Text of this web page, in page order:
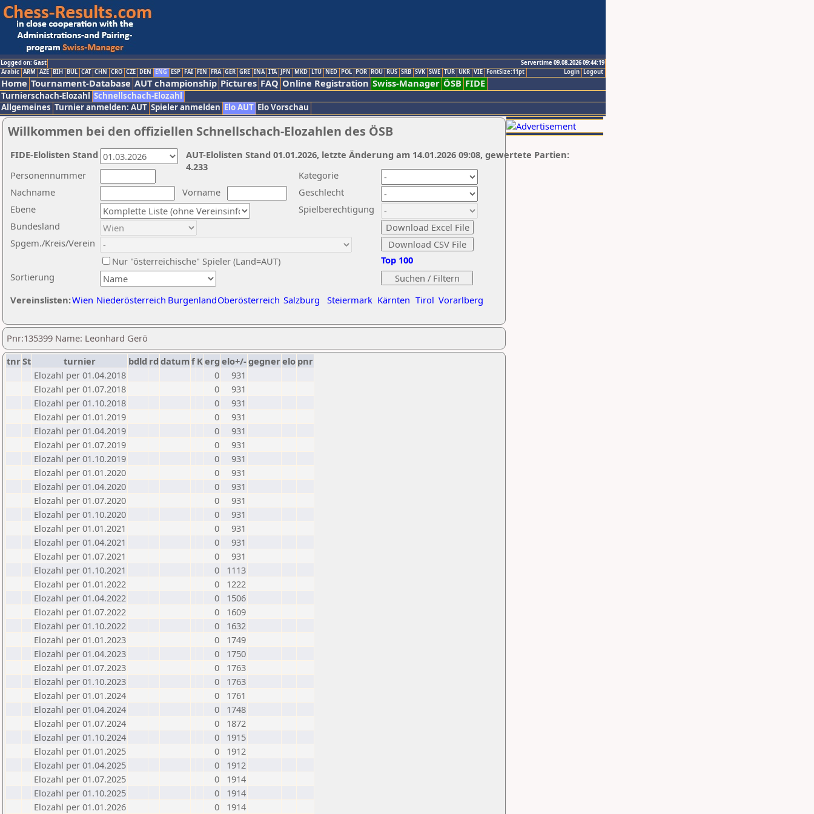
Logged on: Gast
Servertime 09.08.2026 09:44:19
Logout
Login
Arabic ARM AZE BIH BUL CAT CHN CRO CZE DEN ENG ESP FAI FIN FRA GER GRE INA ITA JPN MKD LTU NED POL POR ROU RUS SRB SVK SWE TUR UKR VIE FontSize:11pt
Home Tournament-Database AUT championship Pictures FAQ Online Registration Swiss-Manager ÖSB FIDE
Turnierschach-Elozahl Schnellschach-Elozahl
Allgemeines Turnier anmelden: AUT Spieler anmelden Elo AUT Elo Vorschau
Willkommen bei den offiziellen Schnellschach-Elozahlen des ÖSB
Nachname
Vorname
Ebene
Kategorie
Sortierung
Personennummer
Bundesland
Spgem./Kreis/Verein
Geschlecht
Nur "österreichische" Spieler (Land=AUT)
Spielberechtigung
Vereinslisten:Wien Niederösterreich BurgenlandOberösterreich Salzburg Steiermark Kärnten Tirol Vorarlberg
Top 100
AUT-Elolisten Stand 01.01.2026, letzte Änderung am 14.01.2026 09:08, gewertete Partien:
4.233
FIDE-Elolisten Stand
Pnr:135399 Name: Leonhard Gerö
tnrSt turnier bdld rd datumf Kerg elo+/-gegnerelo pnr
Elozahl per 01.04.2018
0
931
Elozahl per 01.07.2018
0
931
Elozahl per 01.10.2018
0
931
Elozahl per 01.01.2019
0
931
Elozahl per 01.04.2019
0
931
Elozahl per 01.07.2019
0
931
Elozahl per 01.10.2019
0
931
Elozahl per 01.01.2020
0
931
Elozahl per 01.04.2020
0
931
Elozahl per 01.07.2020
0
931
Elozahl per 01.10.2020
0
931
Elozahl per 01.01.2021
0
931
Elozahl per 01.04.2021
0
931
Elozahl per 01.07.2021
0
931
Elozahl per 01.10.2021
0
1113
Elozahl per 01.01.2022
0
1222
Elozahl per 01.04.2022
0
1506
Elozahl per 01.07.2022
0
1609
Elozahl per 01.10.2022
0
1632
Elozahl per 01.01.2023
0
1749
Elozahl per 01.04.2023
0
1750
Elozahl per 01.07.2023
0
1763
Elozahl per 01.10.2023
0
1763
Elozahl per 01.01.2024
0
1761
Elozahl per 01.04.2024
0
1748
Elozahl per 01.07.2024
0
1872
Elozahl per 01.10.2024
0
1915
Elozahl per 01.01.2025
0
1912
Elozahl per 01.04.2025
0
1912
Elozahl per 01.07.2025
0
1914
Elozahl per 01.10.2025
0
1914
Elozahl per 01.01.2026
0 1914